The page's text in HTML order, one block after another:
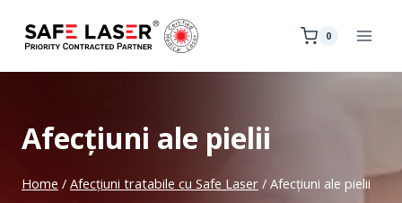
0
Afecțiuni ale pielii
Home / Afecțiuni tratabile cu Safe Laser / Afecțiuni ale pielii